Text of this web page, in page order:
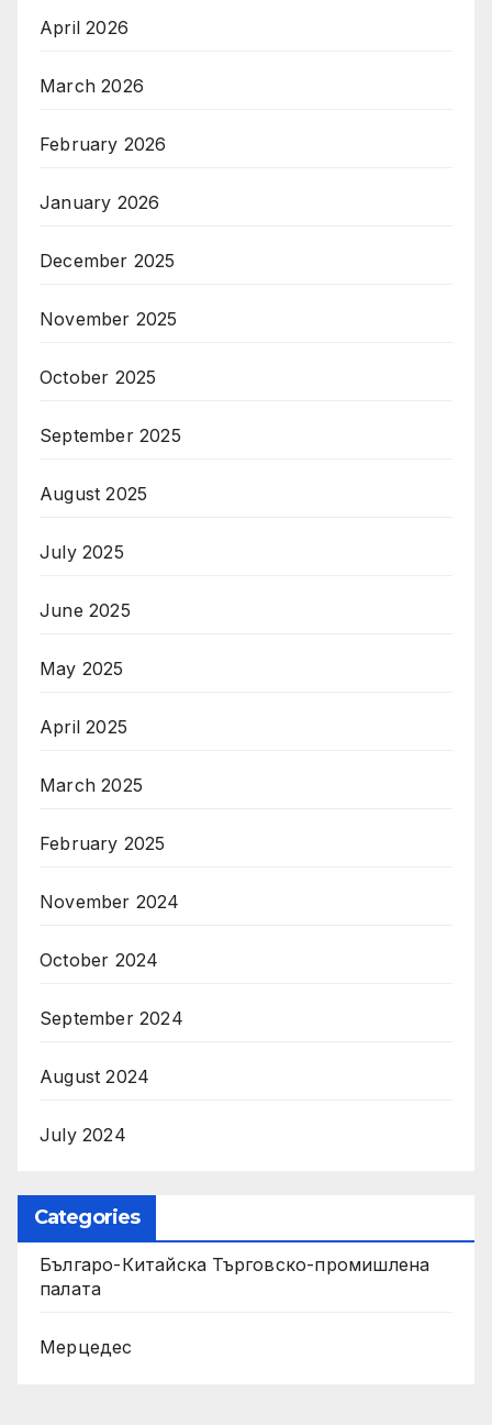
April 2026
March 2026
February 2026
January 2026
December 2025
November 2025
October 2025
September 2025
August 2025
July 2025
June 2025
May 2025
April 2025
March 2025
February 2025
November 2024
October 2024
September 2024
August 2024
July 2024
Categories
Българо-Китайска Търговско-промишлена
палaта
Мерцедес